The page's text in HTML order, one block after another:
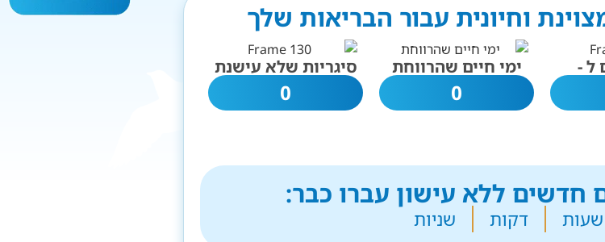
וחיונית עבור הבריאות שלך
ל - ימי חיים שהרווחת
0
סיגריות שלא עישנת
0
ללא עישון עברו כבר:
שעות דקות שניות